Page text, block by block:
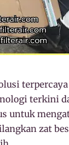
terkini
untuk
zat